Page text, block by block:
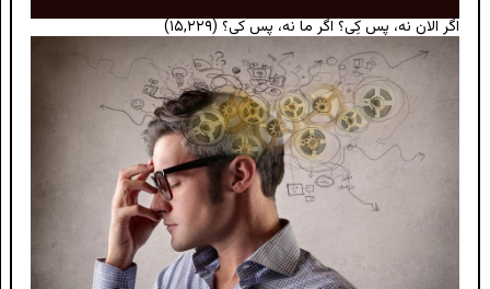
اگر الان نه، پس کِی؟ اگر ما نه، پس کی؟ (۱۵,۲۲۹)